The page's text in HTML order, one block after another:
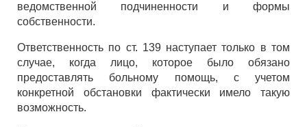
ведомственной подчиненности и формы
собственности.
Ответственность по ст. 139 наступает только в том
случае, когда лицо, которое было обязано
предоставлять больному помощь, с учетом
конкретной обстановки фактически имело такую
возможность.